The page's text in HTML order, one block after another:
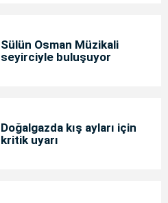
Sülün Osman Müzikali
seyirciyle buluşuyor
Doğalgazda kış ayları için
kritik uyarı